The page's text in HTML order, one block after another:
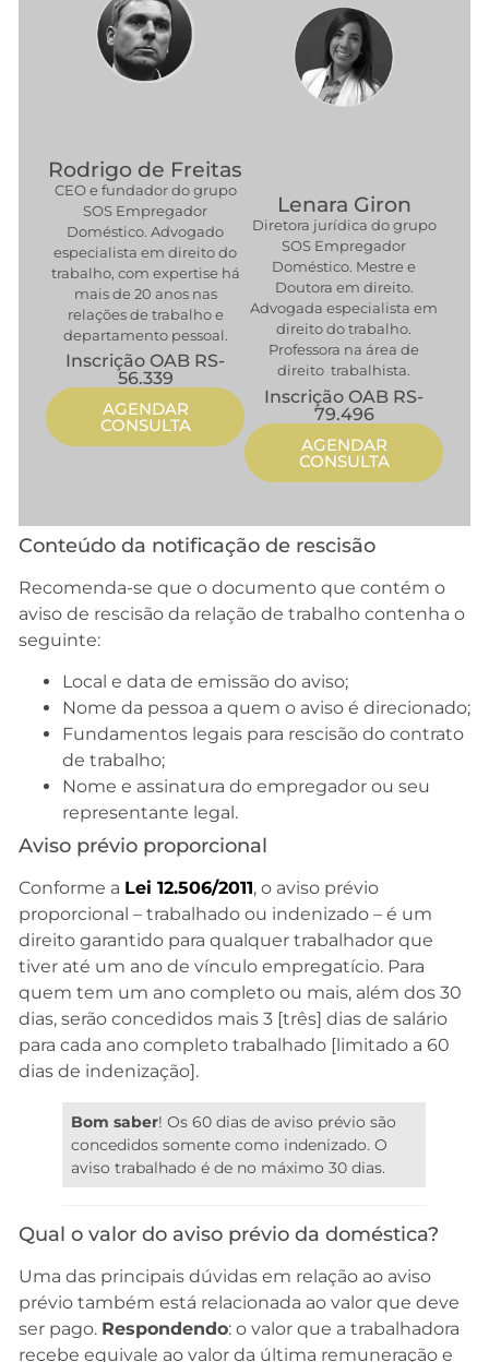
Rodrigo de Freitas
CEO e fundador do grupo
SOS Empregador
Doméstico. Advogado
especialista em direito do
trabalho, com expertise há
mais de 20 anos nas
relações de trabalho e
departamento pessoal.
Inscrição OAB RS-
56.339
AGENDAR
CONSULTA
Lenara Giron
Diretora jurídica do grupo
SOS Empregador
Doméstico. Mestre e
Doutora em direito.
Advogada especialista em
direito do trabalho.
Professora na área de
direito trabalhista.
Inscrição OAB RS-
79.496
AGENDAR
CONSULTA
Conteúdo da notificação de rescisão
Recomenda-se que o documento que contém o
aviso de rescisão da relação de trabalho contenha o
seguinte:
Local e data de emissão do aviso;
Nome da pessoa a quem o aviso é direcionado;
Fundamentos legais para rescisão do contrato
de trabalho;
Nome e assinatura do empregador ou seu
representante legal.
Aviso prévio proporcional
Conforme a Lei 12.506/2011, o aviso prévio
proporcional – trabalhado ou indenizado – é um
direito garantido para qualquer trabalhador que
tiver até um ano de vínculo empregatício. Para
quem tem um ano completo ou mais, além dos 30
dias, serão concedidos mais 3 [três] dias de salário
para cada ano completo trabalhado [limitado a 60
dias de indenização].
Bom saber! Os 60 dias de aviso prévio são
concedidos somente como indenizado. O
aviso trabalhado é de no máximo 30 dias.
Qual o valor do aviso prévio da doméstica?
Uma das principais dúvidas em relação ao aviso
prévio também está relacionada ao valor que deve
ser pago. Respondendo: o valor que a trabalhadora
recebe equivale ao valor da última remuneração e